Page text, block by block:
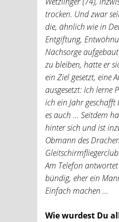
trocken. Und zwar
die, ähnlich wie in
Entgiftung,
Nachsorge
zu bleiben, hatte er
ein Ziel gesetzt, eine
ausgesetzt: Ich lerne
ich ein Jahr
es auch … Seitdem
hinter sich und ist
Obmann des
Am Telefon
bündig, eher ein
Einfach machen …
Wie wurdest Du